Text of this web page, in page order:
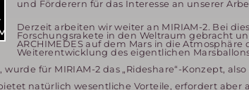
und Förderern für das Interesse an unserer
Derzeit arbeiten wir weiter an MIRIAM-2. Bei
Forschungsrakete in den Weltraum gebracht
ARCHIMEDES auf dem Mars in die
Weiterentwicklung des eigentlichen
für MIRIAM-2 das „Rideshare“-Konzept,
natürlich wesentliche Vorteile, erfordert